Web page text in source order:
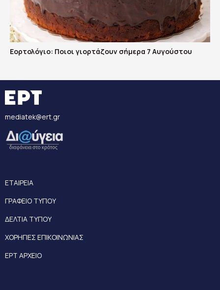
Εορτολόγιο: Ποιοι γιορτάζουν σήμερα 7 Αυγούστου
mediatek@ert.gr
ΕΤΑΙΡΕΙΑ
ΓΡΑΦΕΙΟ ΤΥΠΟΥ
ΔΕΛΤΙΑ ΤΥΠΟΥ
ΧΟΡΗΓΙΕΣ ΕΠΙΚΟΙΝΩΝΙΑΣ
ΕΡΤ ΑΡΧΕΙΟ